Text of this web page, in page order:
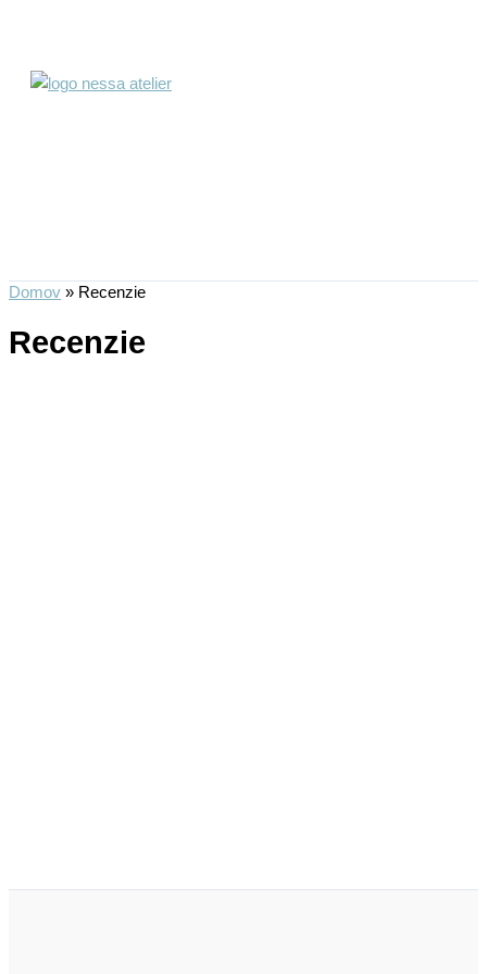
Preskočiť
Domov » Recenzie
Recenzie